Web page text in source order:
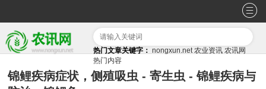
热门文章关键字： nongxun.net 农业资讯 农讯网
热门内容
锦鲤疾病症状，侧殖吸虫 - 寄生虫 - 锦鲤疾病与